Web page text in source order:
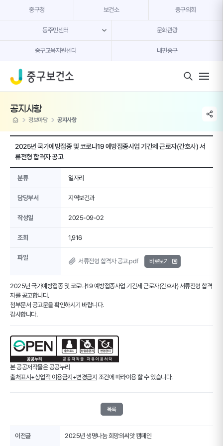
중구청 보건소 중구의회
동주민센터 문화관광
중구교육지원센터 내편중구
공지사항
home 정보마당 공지사항
share
2025년 국가예방접종 및 코로나19 예방접종사업 기간제 근로자(간호사) 서
류전형 합격자 공고
분류 일자리
담당부서 지역보건과
작성일 2025-09-02
조회 1,916
파일 서류전형 합격자 공고.pdf 바로보기
2025년 국가예방접종 및 코로나19 예방접종사업 기간제 근로자(간호사) 서류전형 합격
자를 공고합니다.
첨부문서 공고문을 확인하시기 바랍니다.
감사합니다.
본 공공저작물은 공공누리
출처표시+상업적 이용금지+변경금지 조건에 따라이용 할 수 있습니다.
목록
이전글 2025년 생명나눔 희망의씨앗 캠페인